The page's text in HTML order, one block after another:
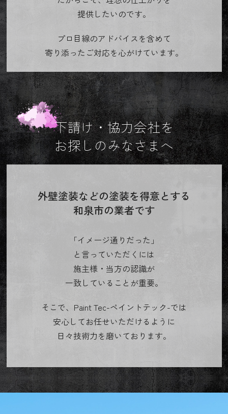
提供したいのです。
プロ目線のアドバイスを含めて
寄り添ったご対応を心がけています。
下請け・協力会社を
お探しのみなさまへ
外壁塗装などの塗装を得意とする
和泉市の業者です
「イメージ通りだった」
と言っていただくには
施主様・当方の認識が
一致していることが重要。
そこで、Paint Tec-ペイントテック-では
安心してお任せいただけるように
日々技術力を磨いております。